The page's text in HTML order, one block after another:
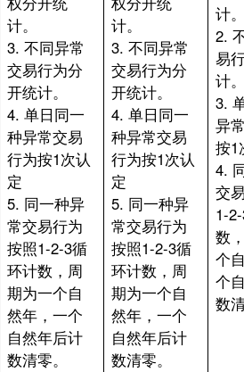
计。
3. 不同异常
交易行为分
开统计。
4. 单日同一
种异常交易
行为按1次认
定
5. 同一种异
常交易行为
按照1-2-3循
环计数，周
期为一个自
然年，一个
自然年后计
数清零。
计。
3. 不同异常
交易行为分
开统计。
4. 单日同一
种异常交易
行为按1次认
定
5. 同一种异
常交易行为
按照1-2-3循
环计数，周
期为一个自
然年，一个
自然年后计
数清零。
计
2.
易
计
3.
异
按1
4.
交
1-
数
个
个
数